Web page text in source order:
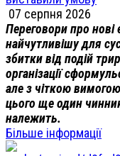
07 серпня 2026
Переговори про нові
найчутливішу для
збитки від подій
організації
але з чіткою
цього ще один
належить.
Більше інформації